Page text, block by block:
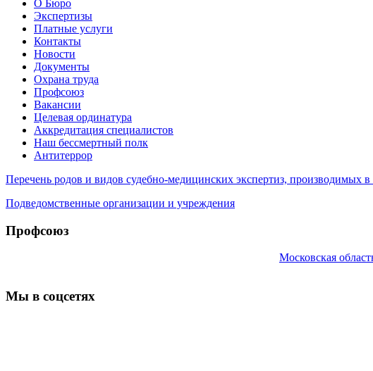
О Бюро
Экспертизы
Платные услуги
Контакты
Новости
Документы
Охрана труда
Профсоюз
Вакансии
Целевая ординатура
Аккредитация специалистов
Наш бессмертный полк
Антитеррор
Перечень родов и видов судебно-медицинских экспертиз,
Подведомственные организации и учреждения
Профсоюз
Московская
Мы в соцсетях